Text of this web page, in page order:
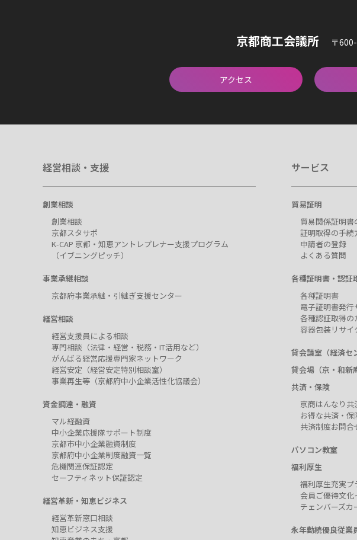
京都商工会議所 〒
アクセス
経営相談・支援
創業相談
創業相談
京都スタサポ
K-CAP 京都・知恵アントレプレナー支援プログラム
（イブニングピッチ）
事業承継相談
京都府事業承継・引継ぎ支援センター
経営相談
経営支援員による相談
専門相談（法律・経営・税務・IT活用など）
がんばる経営応援専門家ネットワーク
経営安定（経営安定特別相談室）
事業再生等（京都府中小企業活性化協議会）
資金調達・融資
マル経融資
中小企業応援隊サポート制度
京都市中小企業融資制度
京都府中小企業制度融資一覧
危機関連保証認定
セーフティネット保証認定
経営革新・知恵ビジネス
経営革新窓口相談
知恵ビジネス支援
サービス
貿易証明
貿易関係証明書
証明取得の手続
申請者の登録
よくある質問
各種証明書・認証
各種証明書
電子証明書発行
各種認証取得の
容器包装リサイ
貸会議室（経済セ
貸会場（京・和新
共済・保険
京商はんなり共
お得な共済・保
共済制度お問合
パソコン教室
福利厚生
福利厚生充実プ
会員ご優待文化
チェンバーズカ
永年勤続優良従業